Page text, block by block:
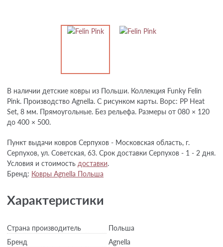
В наличии детские ковры из Польши. Коллекция Funky Felin
Pink. Производство Agnella. С рисунком карты. Ворс: РР Heat
Set, 8 мм. Прямоугольные. Без рельефа. Размеры от 080 × 120
до 400 × 500.
Пункт выдачи ковров Серпухов - Московская область, г.
Серпухов, ул. Советская, 63. Срок доставки Серпухов - 1 - 2 дня.
Условия и стоимость доставки.
Бренд: Ковры Agnella Польша
Характеристики
Страна производитель
Польша
Бренд
Agnella